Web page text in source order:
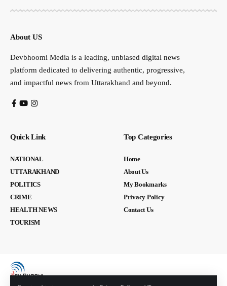
About US
Devbhoomi Media is a leading, unbiased digital news
platform dedicated to delivering authentic, progressive,
and impactful news from Uttarakhand and beyond.
Quick Link
NATIONAL
UTTARAKHAND
POLITICS
CRIME
HEALTH NEWS
TOURISM
Top Categories
Home
About Us
My Bookmarks
Privacy Policy
Contact Us